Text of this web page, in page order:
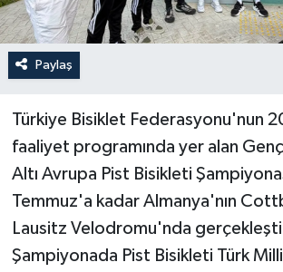
Paylaş
Türkiye Bisiklet Federasyonu'nun
faaliyet programında yer alan
Altı Avrupa Pist Bisikleti
Temmuz'a kadar Almanya'nın
Lausitz Velodromu'nda
Şampiyonada Pist Bisikleti Türk Milli